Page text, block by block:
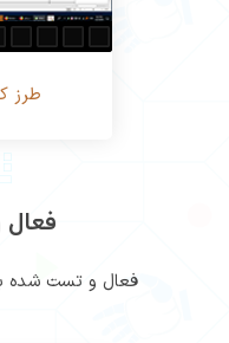
طرز
فعال و تست شده